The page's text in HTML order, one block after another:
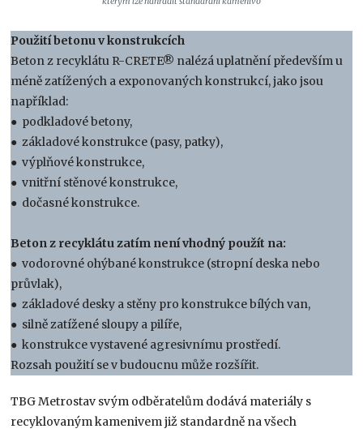
Použití betonu v konstrukcích
Beton z recyklátu R-CRETE® nalézá uplatnění především u
méně zatížených a exponovaných konstrukcí, jako jsou
například:
● podkladové betony,
● základové konstrukce (pasy, patky),
● výplňové konstrukce,
● vnitřní stěnové konstrukce,
● dočasné konstrukce.
Beton z recyklátu zatím není vhodný použít na:
● vodorovné ohýbané konstrukce (stropní deska nebo
průvlak),
● základové desky a stěny pro konstrukce bílých van,
● silně zatížené sloupy a pilíře,
● konstrukce vystavené agresivnímu prostředí.
Rozsah použití se v budoucnu může rozšířit.
TBG Metrostav svým odběratelům dodává materiály s
recyklovaným kamenivem již standardně na všech